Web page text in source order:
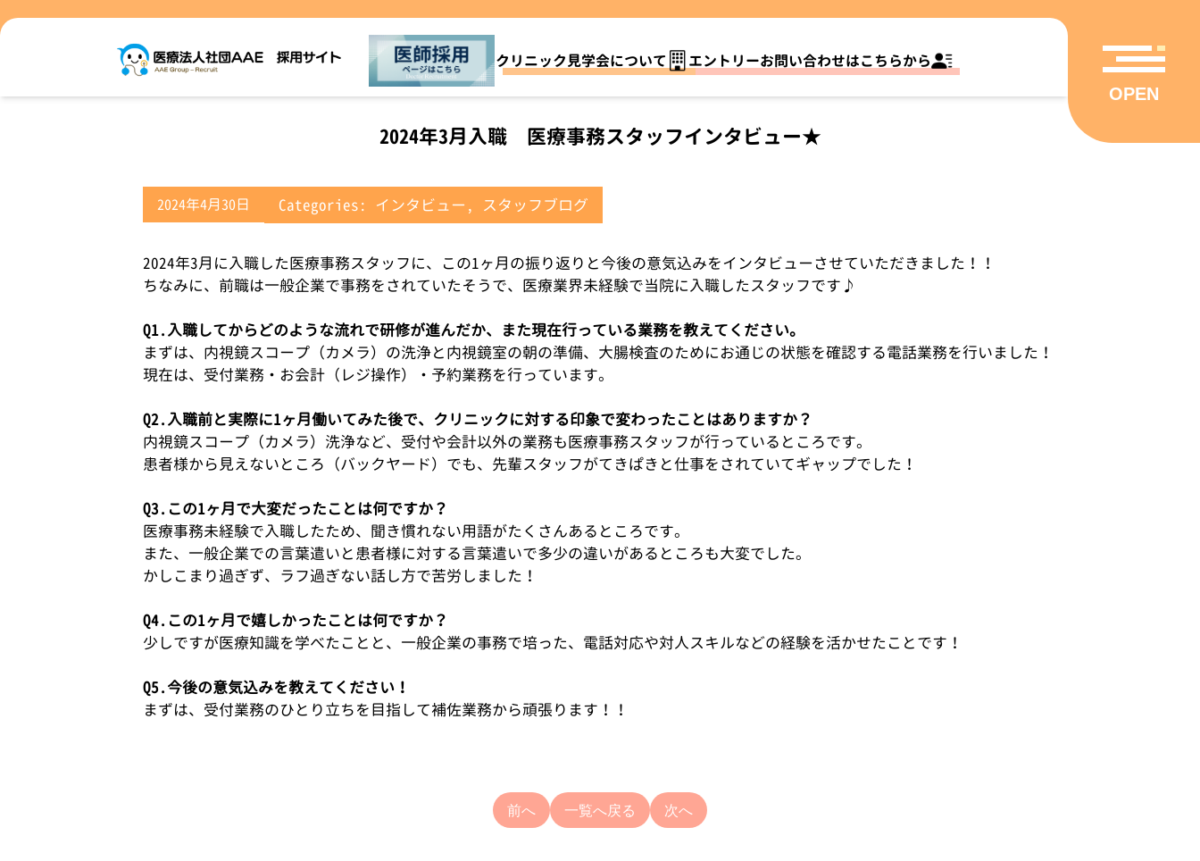
クリニック見学会について
エントリーお問い合わせはこちらから
OPEN
2024年3月入職 医療事務スタッフインタビュー★
2024年4月30日 Categories: インタビュー, スタッフブログ
2024年3月に入職した医療事務スタッフに、この1ヶ月の振り返りと今後の意気込みをインタビューさせていただきました！！
ちなみに、前職は一般企業で事務をされていたそうで、医療業界未経験で当院に入職したスタッフです♪
Q1.入職してからどのような流れで研修が進んだか、また現在行っている業務を教えてください。
まずは、内視鏡スコープ（カメラ）の洗浄と内視鏡室の朝の準備、大腸検査のためにお通じの状態を確認する電話業務を行いました！
現在は、受付業務・お会計（レジ操作）・予約業務を行っています。
Q2.入職前と実際に1ヶ月働いてみた後で、クリニックに対する印象で変わったことはありますか？
内視鏡スコープ（カメラ）洗浄など、受付や会計以外の業務も医療事務スタッフが行っているところです。
患者様から見えないところ（バックヤード）でも、先輩スタッフがてきぱきと仕事をされていてギャップでした！
Q3.この1ヶ月で大変だったことは何ですか？
医療事務未経験で入職したため、聞き慣れない用語がたくさんあるところです。
また、一般企業での言葉遣いと患者様に対する言葉遣いで多少の違いがあるところも大変でした。
かしこまり過ぎず、ラフ過ぎない話し方で苦労しました！
Q4.この1ヶ月で嬉しかったことは何ですか？
少しですが医療知識を学べたことと、一般企業の事務で培った、電話対応や対人スキルなどの経験を活かせたことです！
Q5.今後の意気込みを教えてください！
まずは、受付業務のひとり立ちを目指して補佐業務から頑張ります！！
前へ 一覧へ戻る 次へ